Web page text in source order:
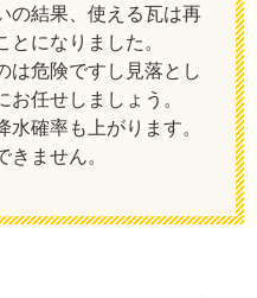
の結果、使える瓦は再
になりました。
は危険ですし見落とし
お任せしましょう。
確率も上がります。
ません。